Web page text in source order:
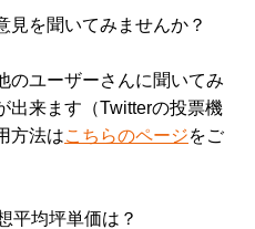
見を聞いてみませんか？
のユーザーさんに聞いてみ
出来ます（Twitterの投票機
方法はこちらのページをご
平均坪単価は？